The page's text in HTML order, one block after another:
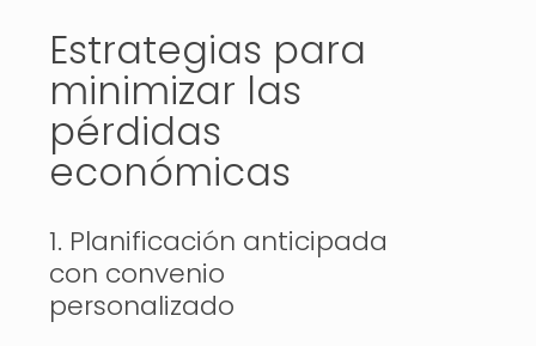
Estrategias para
minimizar las
pérdidas
económicas
1. Planificación anticipada
con convenio
personalizado